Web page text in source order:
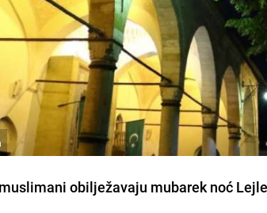
obilježavaju mubarek noć